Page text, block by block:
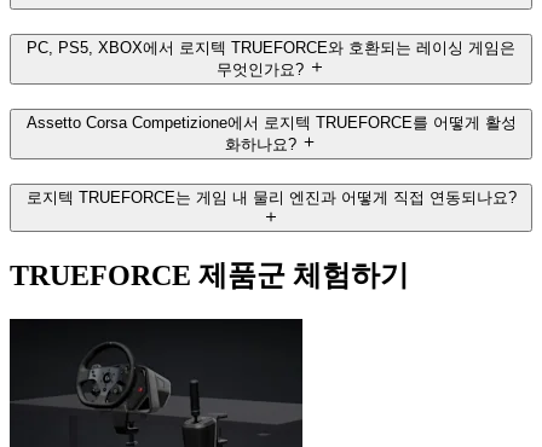
PC, PS5, XBOX에서 로지텍 TRUEFORCE와 호환되는 레이싱 게임은
무엇인가요?
Assetto Corsa Competizione에서 로지텍 TRUEFORCE를 어떻게 활성
화하나요?
로지텍 TRUEFORCE는 게임 내 물리 엔진과 어떻게 직접 연동되나요?
TRUEFORCE 제품군 체험하기